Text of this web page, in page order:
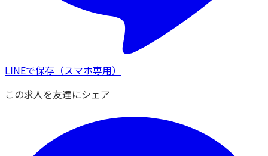
LINEで保存 （スマホ専用）
この求人を友達にシェア